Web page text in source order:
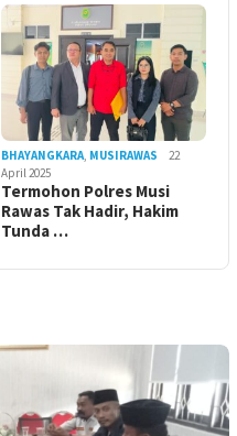
BHAYANGKARA MUSIRAWAS
22
April 2025
Termohon Polres Musi
Rawas Tak Hadir, Hakim
Tunda …